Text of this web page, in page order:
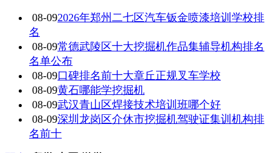
08-092026年郑州二七区汽车钣金喷漆培训学校排
名
08-09常德武陵区十大挖掘机作品集辅导机构排名
名单公布
08-09口碑排名前十大章丘正规叉车学校
08-09黄石哪能学挖掘机
08-09武汉青山区焊接技术培训班哪个好
08-09深圳龙岗区介休市挖掘机驾驶证集训机构排
名前十